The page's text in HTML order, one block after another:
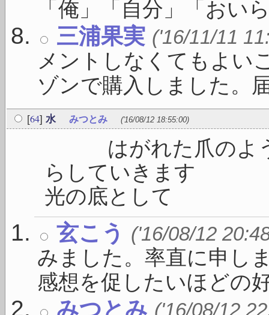
「俺」「自分」「おい
三浦果実 ('16/11/11
メントしなくてもよい
ゾンで購入しました。
[64] 水 みつとみ ('16/08/12 18:55:00)
はがれた爪のよう
らしてい
光の底とし
玄こう ('16/08/12
みました。率直に申し
感想を促したいほどの
みつとみ ('16/08/12